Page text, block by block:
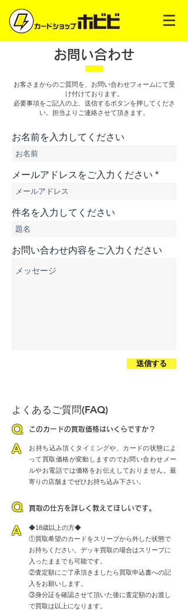
お問い合わせ
お客さまからのご質問を、お問い合わせフォームにて受
け付けております。
必要事項をご記入の上、送信するボタンを押してくださ
い。担当よりご連絡させて頂きます。
お名前を入力してください
メールアドレスをご入力ください
件名を入力してください
お問い合わせ内容をご入力ください
送信する
よくあるご質問(FAQ)
Q ​このカードの買取価格はいくらですか？
​A
​お持ち込み頂くタイミングや、カードの状態によ
って買取価格が変動しますのでお問い合わせメー
ルやお電話では価格をお伝えしておりません。最
寄りの店舗までぜひお持ち込み下さい。
Q 買取の仕方を詳しく教えてほしいです。
​A
◆18歳以上の方◆
①買取希望のカードをスリーブから外した状態で
お持ちください。デッキ買取の場合はスリーブに
入ったままでも可能です。
②査定額にご了承頂きましたら買取申込書への記
入をお願いします。
③身分証を確認させて頂いた後に査定額のお渡し
で買取は以上になります。